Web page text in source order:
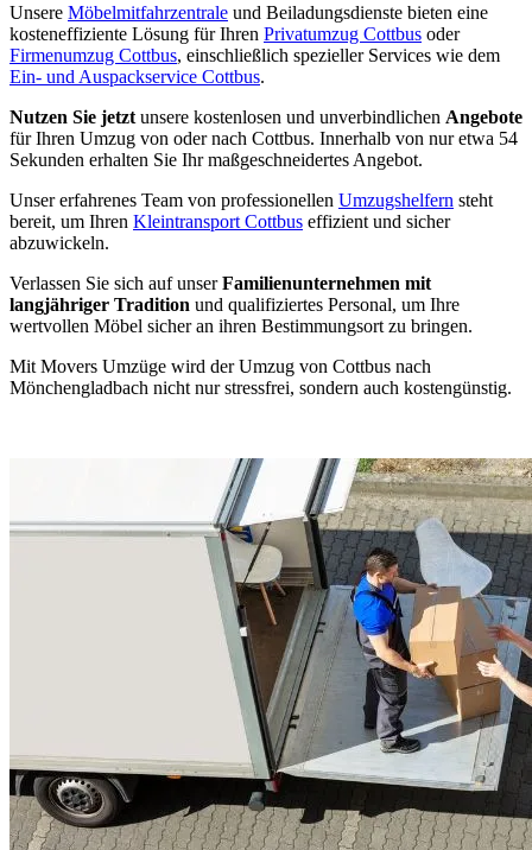
Unsere Möbelmitfahrzentrale und Beiladungsdienste bieten eine
kosteneffiziente Lösung für Ihren Privatumzug Cottbus oder
Firmenumzug Cottbus, einschließlich spezieller Services wie dem
Ein- und Auspackservice Cottbus.
Nutzen Sie jetzt unsere kostenlosen und unverbindlichen Angebote
für Ihren Umzug von oder nach Cottbus. Innerhalb von nur etwa 54
Sekunden erhalten Sie Ihr maßgeschneidertes Angebot.
Unser erfahrenes Team von professionellen Umzugshelfern steht
bereit, um Ihren Kleintransport Cottbus effizient und sicher
abzuwickeln.
Verlassen Sie sich auf unserFamilienunternehmen mit
langjähriger Tradition und qualifiziertes Personal, um Ihre
wertvollen Möbel sicher an ihren Bestimmungsort zu bringen.
Mit Movers Umzüge wird der Umzug von Cottbus nach
Mönchengladbach nicht nur stressfrei, sondern auch kostengünstig.